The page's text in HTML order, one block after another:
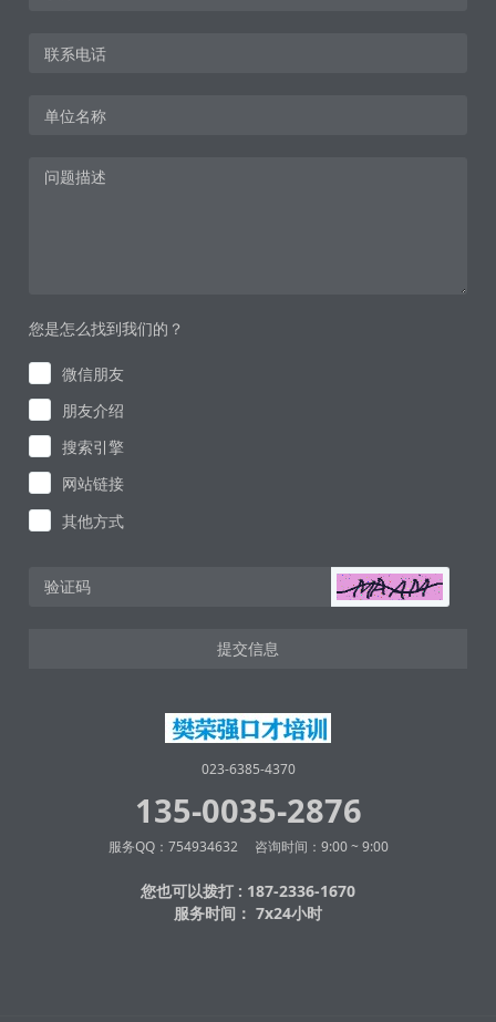
您是怎么找到我们的？
微信朋友
朋友介绍
搜索引擎
网站链接
其他方式
提交信息
023-6385-4370
135-0035-2876
服务QQ：754934632 咨询时间：9:00 ~ 9:00
您也可以拨打 : 187-2336-1670
服务时间： 7x24小时